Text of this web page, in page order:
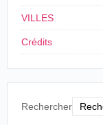
VILLES
Crédits
Rechercher